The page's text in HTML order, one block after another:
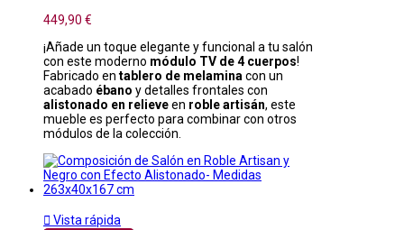
449,90 €
¡Añade un toque elegante y funcional a tu salón
con este moderno módulo TV de 4 cuerpos!
Fabricado en tablero de melamina con un
acabado ébano y detalles frontales con
alistonado en relieveen roble artisán, este
mueble es perfecto para combinar con otros
módulos de la colección.
 Vista rápida